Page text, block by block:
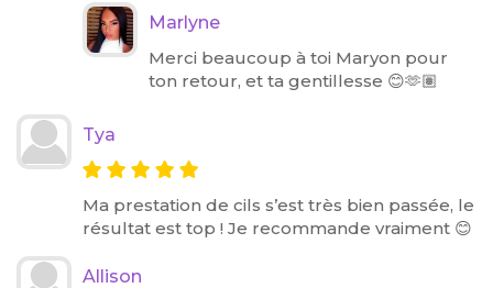
Marlyne
Merci beaucoup à toi Maryon pour
ton retour, et ta gentillesse 😊🫶🏽
Tya
Ma prestation de cils s’est très bien passée, le
résultat est top ! Je recommande vraiment 😊
Allison